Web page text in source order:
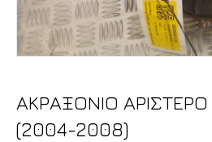
ΑΚΡΑΞΟΝΙΟ ΑΡΙΣΤΕΡΟ
(2004-2008)